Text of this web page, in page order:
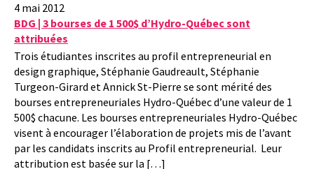
4 mai 2012
BDG | 3 bourses de 1 500$ d’Hydro-Québec sont
attribuées
Trois étudiantes inscrites au profil entrepreneurial en
design graphique, Stéphanie Gaudreault, Stéphanie
Turgeon-Girard et Annick St-Pierre se sont mérité des
bourses entrepreneuriales Hydro-Québec d’une valeur de 1
500$ chacune. Les bourses entrepreneuriales Hydro-Québec
visent à encourager l’élaboration de projets mis de l’avant
par les candidats inscrits au Profil entrepreneurial. Leur
attribution est basée sur la […]